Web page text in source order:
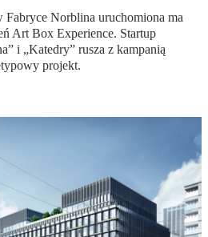
Norblina uruchomiona ma
Art Box Experience. Startup
i „Katedry” rusza z kampanią
projekt.